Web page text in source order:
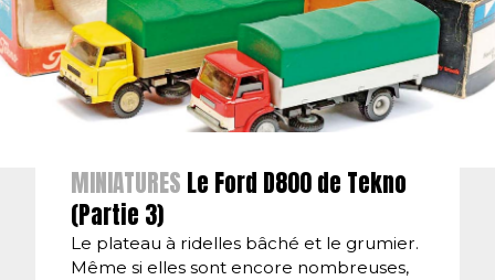
MINIATURES Le Ford D800 de Tekno
(Partie 3)
Le plateau à ridelles bâché et le grumier.
Même si elles sont encore nombreuses,